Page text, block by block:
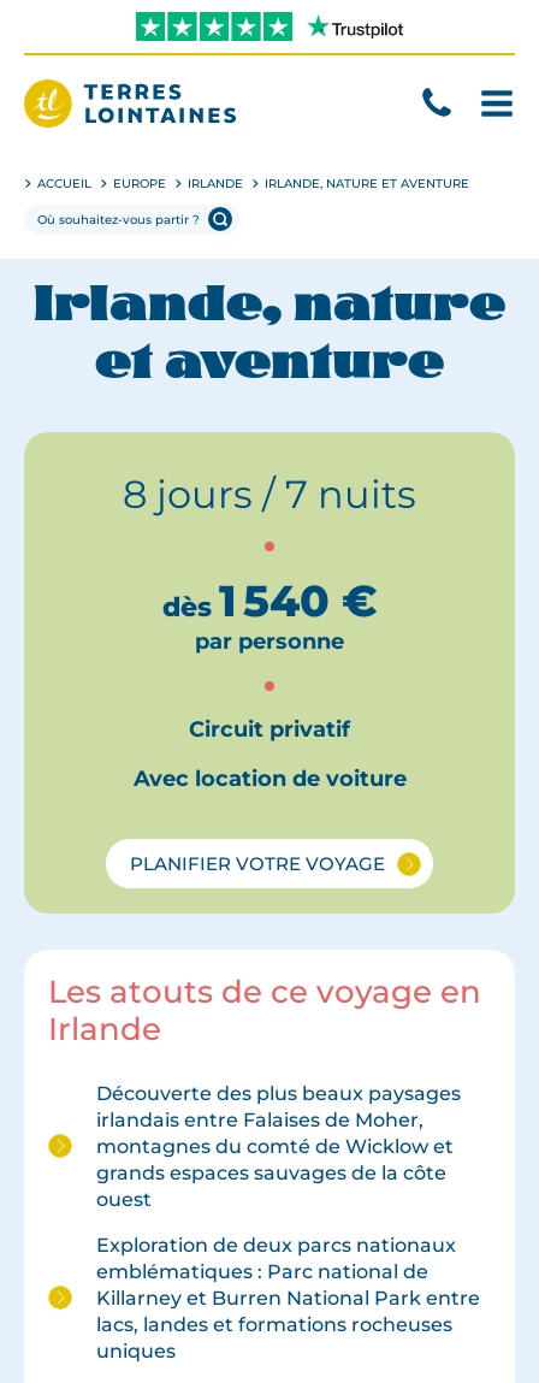
directement
contenu
ACCUEIL EUROPE IRLANDE IRLANDE, NATURE ET AVENTURE
Irlande, nature
et aventure
8 jours / 7 nuits
dès 1 540 €
par personne
Circuit privatif
Avec location de voiture
PLANIFIER VOTRE VOYAGE
Les atouts de ce voyage en
Irlande
Découverte des plus beaux paysages
irlandais entre Falaises de Moher,
montagnes du comté de Wicklow et
grands espaces sauvages de la côte
ouest
Exploration de deux parcs nationaux
emblématiques : Parc national de
Killarney et Burren National Park entre
lacs, landes et formations rocheuses
uniques